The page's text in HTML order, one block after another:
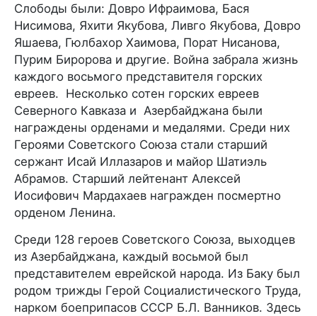
Слободы были: Довро Ифраимова, Бася
Нисимова, Яхити Якубова, Ливго Якубова, Довро
Яшаева, Гюлбахор Хаимова, Порат Нисанова,
Пурим Биророва и другие. Война забрала жизнь
каждого восьмого представителя горских
евреев. Несколько сотен горских евреев
Северного Кавказа и Азербайджана были
награждены орденами и медалями. Среди них
Героями Советского Союза стали старший
сержант Исай Иллазаров и майор Шатиэль
Абрамов. Старший лейтенант Алексей
Иосифович Мардахаев награжден посмертно
орденом Ленина.
Среди 128 героев Советского Союза, выходцев
из Азербайджана, каждый восьмой был
представителем еврейской народа. Из Баку был
родом трижды Герой Социалистического Труда,
нарком боеприпасов СССР Б.Л. Ванников. Здесь